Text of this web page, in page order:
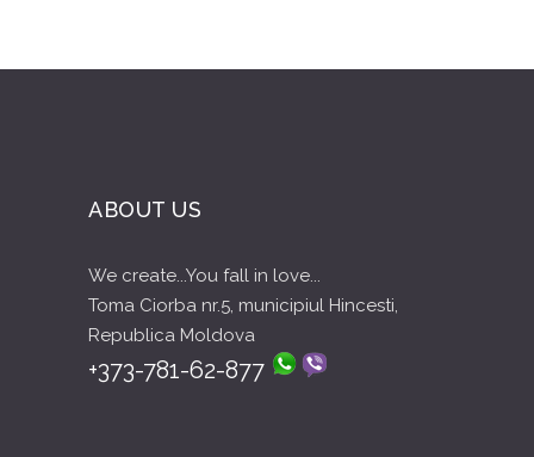
ABOUT US
We create...You fall in love...
Toma Ciorba nr.5, municipiul Hincesti,
Republica Moldova
+373-781-62-877